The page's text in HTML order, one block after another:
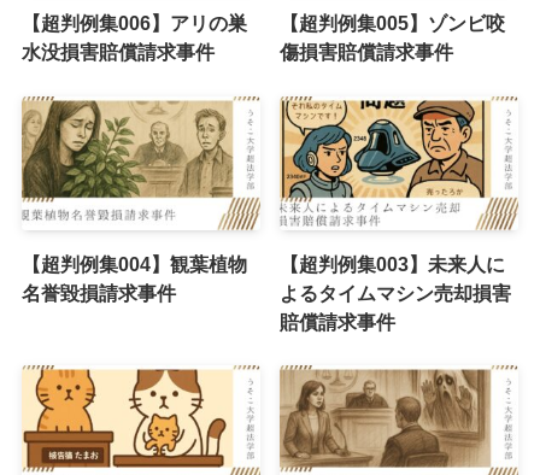
【超判例集006】アリの巣
水没損害賠償請求事件
【超判例集005】ゾンビ咬
傷損害賠償請求事件
【超判例集004】観葉植物
名誉毀損請求事件
【超判例集003】未来人に
よるタイムマシン売却損害
賠償請求事件